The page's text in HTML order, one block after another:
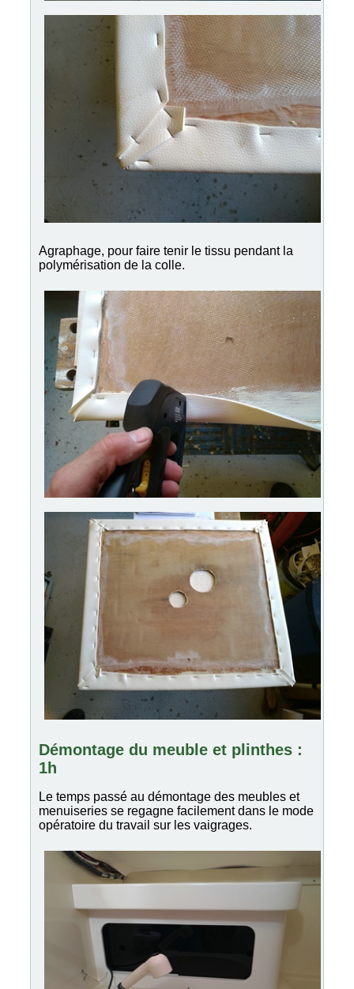
Agraphage, pour faire tenir le tissu pendant la
polymérisation de la colle.
Démontage du meuble et plinthes :
1h
Le temps passé au démontage des meubles et
menuiseries se regagne facilement dans le mode
opératoire du travail sur les vaigrages.